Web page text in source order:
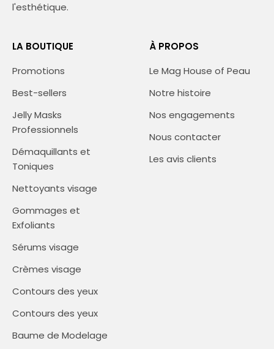
l'esthétique.
LA BOUTIQUE
Promotions
Best-sellers
Jelly Masks
Professionnels
Démaquillants et
Toniques
Nettoyants visage
Gommages et
Exfoliants
Sérums visage
Crèmes visage
Contours des yeux
Contours des yeux
Baume de Modelage
À PROPOS
Le Mag House of Peau
Notre histoire
Nos engagements
Nous contacter
Les avis clients